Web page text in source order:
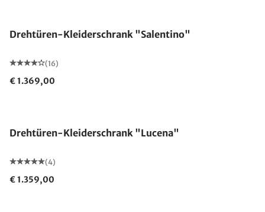
Drehtüren-Kleiderschrank "Salentino"
(16)
€ 1.369,00
Drehtüren-Kleiderschrank "Lucena"
(4)
€ 1.359,00